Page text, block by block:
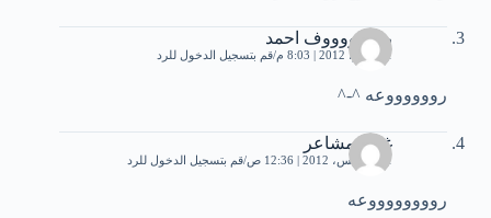
رهووووووف احمد
31 يوليو، 2012 | 8:03 م قم بتسجيل الدخول للرد
رووووووعه ^-^
غربة مشاعر
1 أغسطس، 2012 | 12:36 ص قم بتسجيل الدخول للرد
رووووووووعه